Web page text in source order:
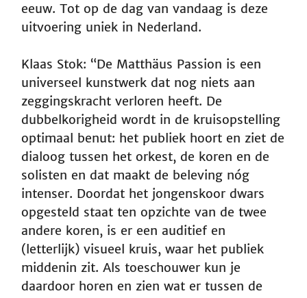
eeuw. Tot op de dag van vandaag is deze
uitvoering uniek in Nederland.
Klaas Stok: “De Matthäus Passion is een
universeel kunstwerk dat nog niets aan
zeggingskracht verloren heeft. De
dubbelkorigheid wordt in de kruisopstelling
optimaal benut: het publiek hoort en ziet de
dialoog tussen het orkest, de koren en de
solisten en dat maakt de beleving nóg
intenser. Doordat het jongenskoor dwars
opgesteld staat ten opzichte van de twee
andere koren, is er een auditief en
(letterlijk) visueel kruis, waar het publiek
middenin zit. Als toeschouwer kun je
daardoor horen en zien wat er tussen de